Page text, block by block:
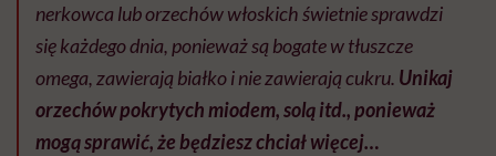
nerkowca lub orzechów włoskich świetnie sprawdzi
się każdego dnia, ponieważ są bogate w tłuszcze
omega, zawierają białko i nie zawierają cukru. Unikaj
orzechów pokrytych miodem, solą itd., ponieważ
mogą sprawić, że będziesz chciał więcej…